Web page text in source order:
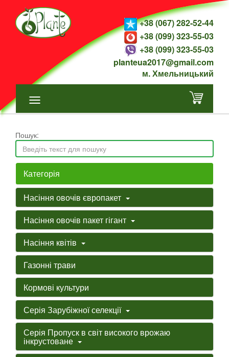
+38 (067) 282-52-44
+38 (099) 323-55-03
+38 (099) 323-55-03
planteua2017@gmail.com
м. Хмельницький
Пошук:
Категорія
Насіння овочів європакет
Насіння овочів пакет гігант
Насіння квітів
Газонні трави
Кормові культури
Серія Зарубіжної селекції
Серія Пропуск в світ високого врожаю
інкрустоване